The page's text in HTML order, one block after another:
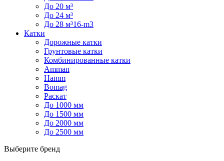
До 20 м³
До 24 м³
До 28 м³16-m3
Катки
Дорожные катки
Грунтовые катки
Комбинированные катки
Amman
Hamm
Bomag
Раскат
До 1000 мм
До 1500 мм
До 2000 мм
До 2500 мм
Выберите бренд